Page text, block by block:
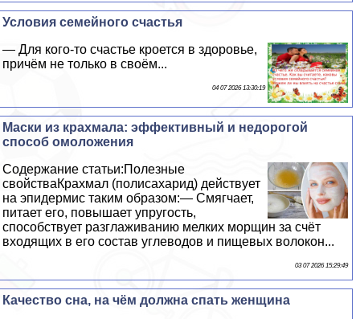
Условия семейного счастья
— Для кого-то счастье кроется в здоровье,
причём не только в своём...
04 07 2026 13:30:19
Маски из крахмала: эффективный и недорогой
способ омоложения
Содержание статьи:Полезные
свойстваКрахмал (полисахарид) действует
на эпидермис таким образом:— Смягчает,
питает его, повышает упругость,
способствует разглаживанию мелких морщин за счёт
входящих в его состав углеводов и пищевых волокон...
03 07 2026 15:29:49
Качество сна, на чём должна спать женщина